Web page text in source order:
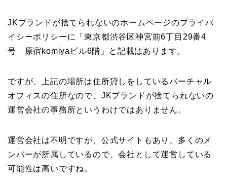
JKブランドが捨てられないのホームページのプライバ
イシーポリシーに「東京都渋谷区神宮前6丁目29番4
号 原宿komiyaビル6階」と記載はあります。
ですが、上記の場所は住所貸しをしているバーチャル
オフィスの住所なので、JKブランドが捨てられないの
運営会社の事務所というわけではありません。
運営会社は不明ですが、公式サイトもあり、多くのメ
ンバーが所属しているので、会社として運営している
可能性は高いですね。